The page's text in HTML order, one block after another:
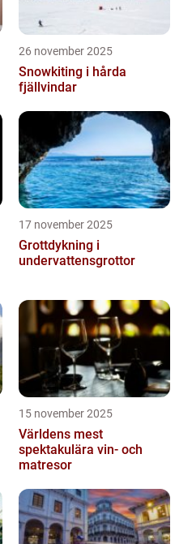
26 november 2025
Snowkiting i hårda
fjällvindar
17 november 2025
Grottdykning i
undervattensgrottor
15 november 2025
Världens mest
spektakulära vin- och
matresor